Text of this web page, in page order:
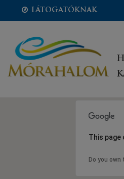
LÁTOGATÓKNAK
This page
Do you